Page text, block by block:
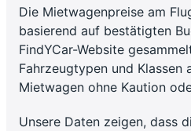
Die Mietwagenpreise am
basierend auf bestätigten
FindYCar-Website
Fahrzeugtypen und Klassen
Mietwagen ohne Kaution
Unsere Daten zeigen, dass